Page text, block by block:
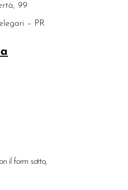
99
– PR
il form sotto,